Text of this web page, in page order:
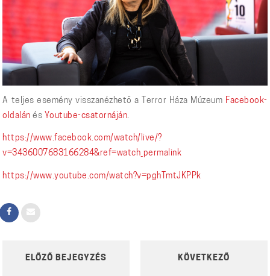
A teljes esemény visszanézhető a Terror Háza Múzeum Facebook-
oldalán és Youtube-csatornáján.
https://www.facebook.com/watch/live/?
v=3436007683166284&ref=watch_permalink
https://www.youtube.com/watch?v=pghTmtJKPPk
NAVIGATION
ELŐZŐ BEJEGYZÉS KÖVETKEZŐ